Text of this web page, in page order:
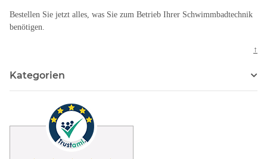
Bestellen Sie jetzt alles, was Sie zum Betrieb Ihrer Schwimmbadtechnik
benötigen.
↑
Kategorien